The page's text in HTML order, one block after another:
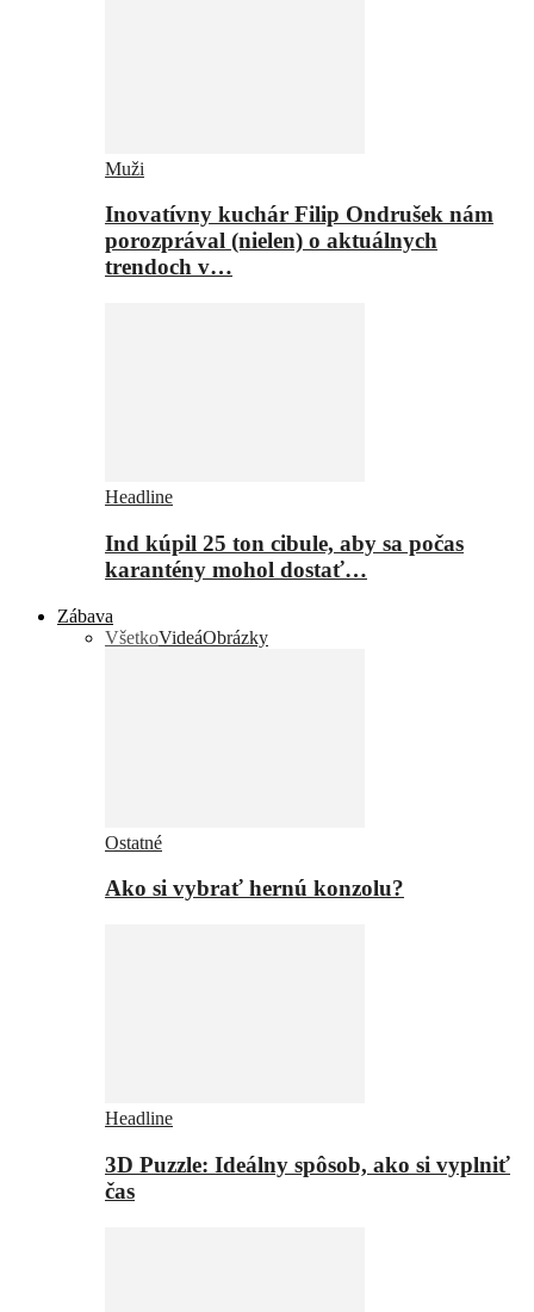
Muži
Inovatívny kuchár Filip Ondrušek nám
porozprával (nielen) o aktuálnych
trendoch v…
Headline
Ind kúpil 25 ton cibule, aby sa počas
karantény mohol dostať…
Zábava
VšetkoVideáObrázky
Ostatné
Ako si vybrať hernú konzolu?
Headline
3D Puzzle: Ideálny spôsob, ako si vyplniť
čas